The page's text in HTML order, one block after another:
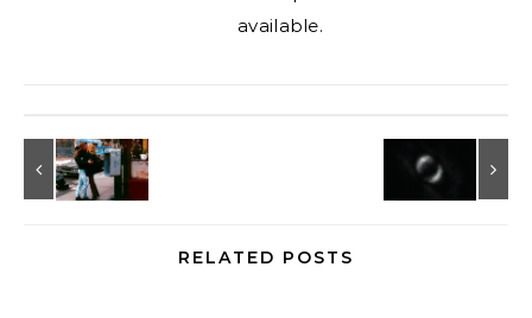
RELATED POSTS